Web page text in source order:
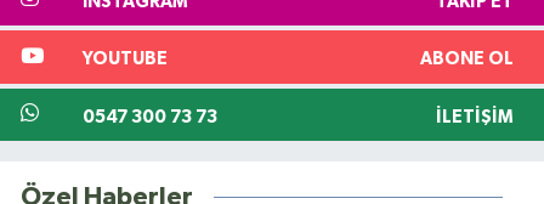
YOUTUBE ABONE OL
0547 300 73 73 İLETIŞIM
Özel Haberler